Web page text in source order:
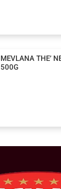
MEVLANA THE’
500G